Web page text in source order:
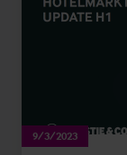
9/3/2023